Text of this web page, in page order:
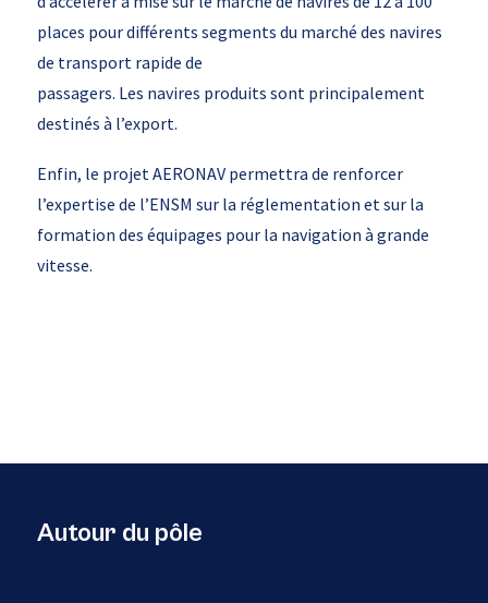
places pour différents segments du marché des navires
de transport rapide de
passagers. Les navires produits sont principalement
destinés à l’export.
Enfin, le projet AERONAV permettra de renforcer
l’expertise de l’ENSM sur la réglementation et sur la
formation des équipages pour la navigation à grande
vitesse.
Autour du pôle